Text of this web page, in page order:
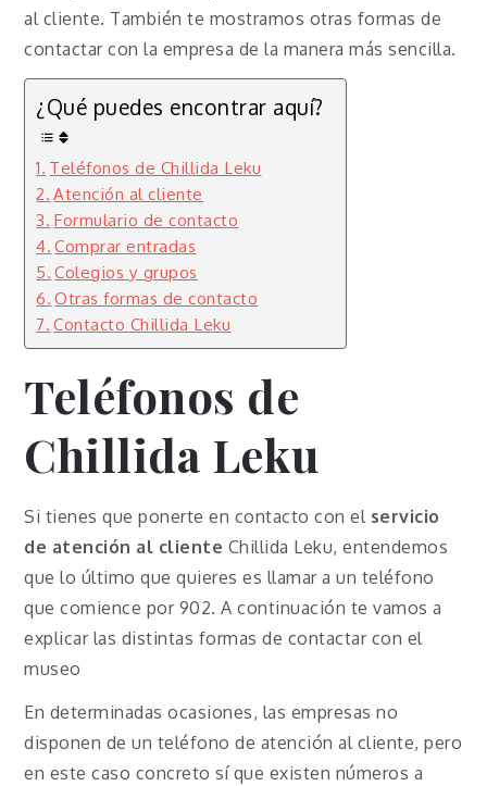
al cliente. También te mostramos otras formas de
contactar con la empresa de la manera más sencilla.
¿Qué puedes encontrar aquí?
Teléfonos de Chillida Leku
Atención al cliente
Formulario de contacto
Comprar entradas
Colegios y grupos
Otras formas de contacto
Contacto Chillida Leku
Teléfonos de
Chillida Leku
Si tienes que ponerte en contacto con el servicio
de atención al cliente Chillida Leku, entendemos
que lo último que quieres es llamar a un teléfono
que comience por 902. A continuación te vamos a
explicar las distintas formas de contactar con el
museo
En determinadas ocasiones, las empresas no
disponen de un teléfono de atención al cliente, pero
en este caso concreto sí que existen números a